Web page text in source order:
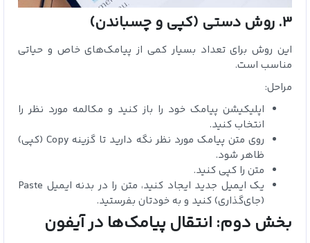
3. روش دستی (کپی و چسباندن)
این روش برای تعداد بسیار کمی از پیامک‌های خاص و حیاتی
مناسب است.
مراحل:
اپلیکیشن پیامک خود را باز کنید و مکالمه مورد نظر را
انتخاب کنید.
روی متن پیامک مورد نظر نگه دارید تا گزینه Copy (کپی)
ظاهر شود.
متن را کپی کنید.
یک ایمیل جدید ایجاد کنید، متن را در بدنه ایمیل Paste
(جای‌گذاری) کنید و به خودتان بفرستید.
بخش دوم: انتقال پیامک‌ها در آیفون